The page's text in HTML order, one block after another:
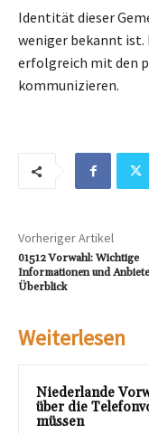
Identität dieser
weniger bekannt ist.
erfolgreich mit den
kommunizieren.
Vorheriger Artikel
01512 Vorwahl: Wichtige
Informationen und
Überblick
Weiterlesen
Niederlande
über die
müssen